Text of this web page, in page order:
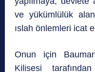
ve yükümlülük
ıslah önlemleri icat
Onun için
Kilisesi